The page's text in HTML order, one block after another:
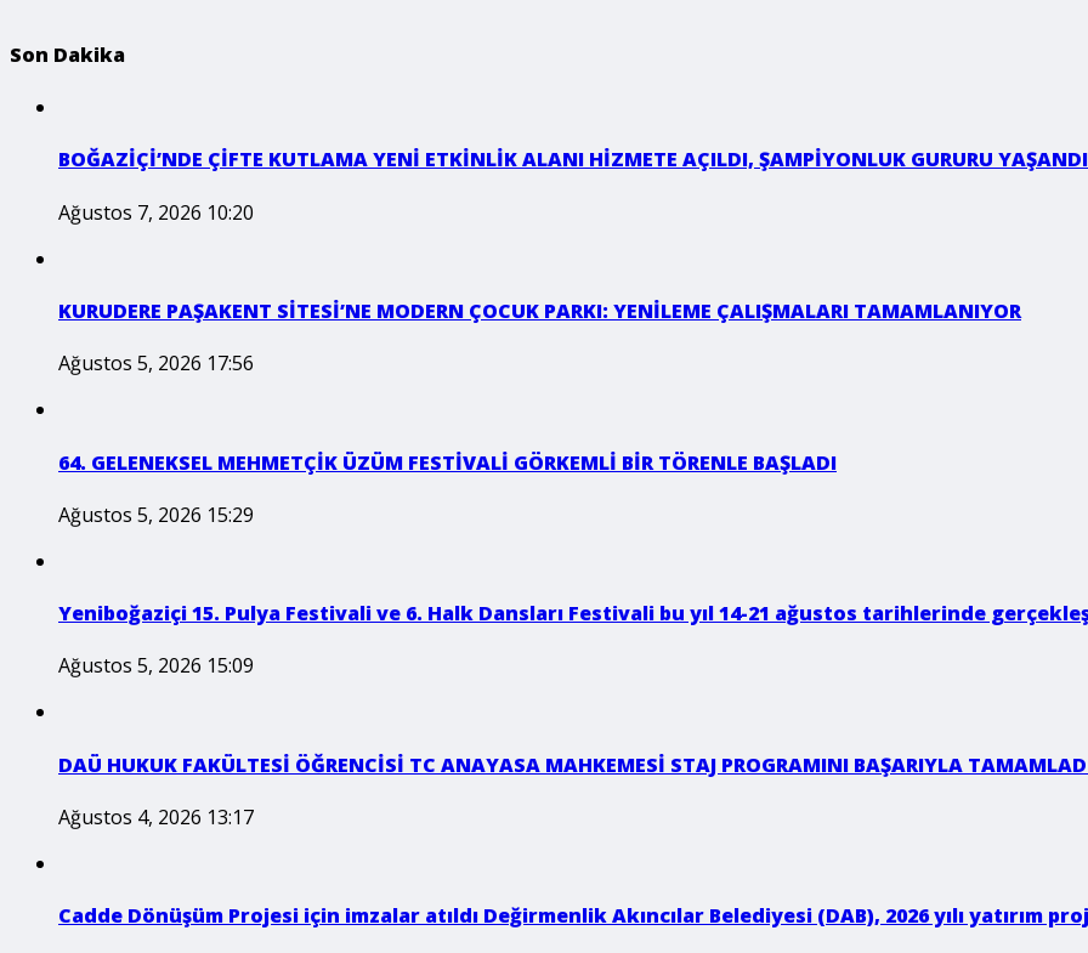
Son Dakika
BOĞAZİÇİ’NDE ÇİFTE KUTLAMA YENİ ETKİNLİK ALANI HİZMETE AÇILDI, ŞAMPİYONLUK GURURU
Ağustos 7, 2026 10:20
KURUDERE PAŞAKENT SİTESİ’NE MODERN ÇOCUK PARKI: YENİLEME ÇALIŞMALARI TAMAMLANIYOR
Ağustos 5, 2026 17:56
64. GELENEKSEL MEHMETÇİK ÜZÜM FESTİVALİ GÖRKEMLİ BİR TÖRENLE BAŞLADI
Ağustos 5, 2026 15:29
Yeniboğaziçi 15. Pulya Festivali ve 6. Halk Dansları Festivali bu yıl 14-21 ağustos tarihlerinde
Ağustos 5, 2026 15:09
DAÜ HUKUK FAKÜLTESİ ÖĞRENCİSİ TC ANAYASA MAHKEMESİ STAJ PROGRAMINI BAŞARIYLA
Ağustos 4, 2026 13:17
Cadde Dönüşüm Projesi için imzalar atıldı Değirmenlik Akıncılar Belediyesi (DAB), 2026 yılı yatırım